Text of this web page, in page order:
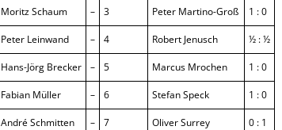
Moritz Schaum – 3 Peter Martino-Groß 1 : 0
Peter Leinwand – 4 Robert Jenusch ½ : ½
Hans-Jörg Brecker – 5 Marcus Mrochen 1 : 0
Fabian Müller – 6 Stefan Speck 1 : 0
André Schmitten – 7 Oliver Surrey 0 : 1